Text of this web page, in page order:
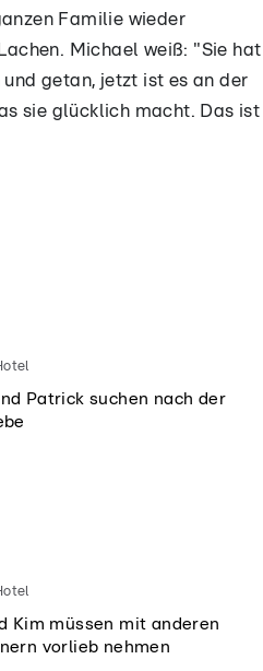
Familie wieder
Michael weiß: "Sie hat
getan, jetzt ist es an der
sie glücklich macht. Das ist
Patrick suchen nach der
Kim müssen mit anderen
vorlieb nehmen